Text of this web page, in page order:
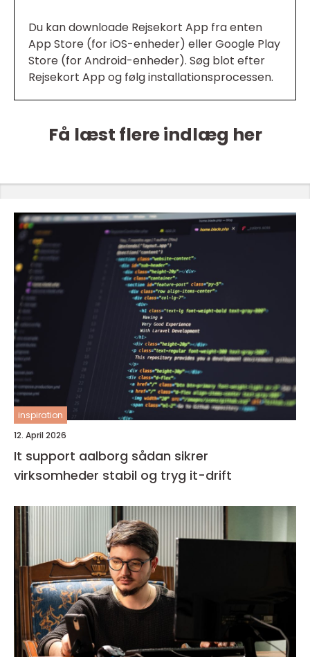
Du kan downloade Rejsekort App fra enten
App Store (for iOS-enheder) eller Google Play
Store (for Android-enheder). Søg blot efter
Rejsekort App og følg installationsprocessen.
Få læst flere indlæg her
inspiration
12. April 2026
It support aalborg sådan sikrer
virksomheder stabil og tryg it-drift